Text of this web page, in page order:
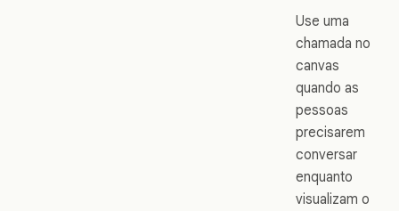
Use uma
chamada no
canvas
quando as
pessoas
precisarem
conversar
enquanto
visualizam o